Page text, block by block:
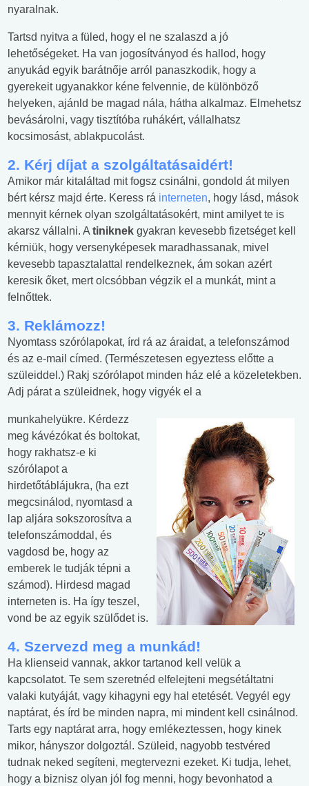
nyaralnak.
Tartsd nyitva a füled, hogy el ne szalaszd a jó
lehetőségeket. Ha van jogosítványod és hallod, hogy
anyukád egyik barátnője arról panaszkodik, hogy a
gyerekeit ugyanakkor kéne felvennie, de különböző
helyeken, ajánld be magad nála, hátha alkalmaz. Elmehetsz
bevásárolni, vagy tisztítóba ruhákért, vállalhatsz
kocsimosást, ablakpucolást.
2. Kérj díjat a szolgáltatásaidért!
Amikor már kitaláltad mit fogsz csinálni, gondold át milyen
bért kérsz majd érte. Keress rá interneten, hogy lásd, mások
mennyit kérnek olyan szolgáltatásokért, mint amilyet te is
akarsz vállalni. A tiniknek gyakran kevesebb fizetséget kell
kérniük, hogy versenyképesek maradhassanak, mivel
kevesebb tapasztalattal rendelkeznek, ám sokan azért
keresik őket, mert olcsóbban végzik el a munkát, mint a
felnőttek.
3. Reklámozz!
Nyomtass szórólapokat, írd rá az áraidat, a telefonszámod
és az e-mail címed. (Természetesen egyeztess előtte a
szüleiddel.) Rakj szórólapot minden ház elé a közeletekben.
Adj párat a szüleidnek, hogy vigyék el a
munkahelyükre. Kérdezz
meg kávézókat és boltokat,
hogy rakhatsz-e ki
szórólapot a
hirdetőtáblájukra, (ha ezt
megcsinálod, nyomtasd a
lap aljára sokszorosítva a
telefonszámoddal, és
vagdosd be, hogy az
emberek le tudják tépni a
számod). Hirdesd magad
interneten is. Ha így teszel,
vond be az egyik szülődet is.
4. Szervezd meg a munkád!
Ha klienseid vannak, akkor tartanod kell velük a
kapcsolatot. Te sem szeretnéd elfelejteni megsétáltatni
valaki kutyáját, vagy kihagyni egy hal etetését. Vegyél egy
naptárat, és írd be minden napra, mi mindent kell csinálnod.
Tarts egy naptárat arra, hogy emlékeztessen, hogy kinek
mikor, hányszor dolgoztál. Szüleid, nagyobb testvéred
tudnak neked segíteni, megtervezni ezeket. Ki tudja, lehet,
hogy a biznisz olyan jól fog menni, hogy bevonhatod a